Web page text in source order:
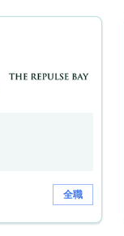
全職